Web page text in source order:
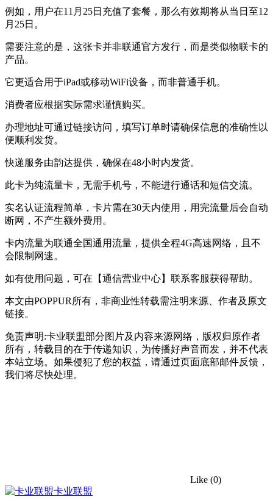
例如，用户在11月25日充值了套餐，那么有效期将从当日至12
月25日。
需要注意的是，这张卡并非联通官方发行，而是类似物联卡的
产品。
它更适合用于iPad或移动WiFi设备，而非普通手机。
消费者应根据实际需求谨慎购买。
办理地址可通过链接访问，填写订单时请确保信息的准确性以
便顺利发货。
快递服务由韵达提供，确保在48小时内发货。
此卡为纯流量卡，无需手机号，不能进行通话和短信交流。
实名认证流程简单，卡片需在30天内使用，用完流量后会自动
断网，不产生额外费用。
卡内流量为联通全国通用流量，提供全程4G高速网络，且不
会限制网速。
如有使用问题，可在【通信营业中心】联系客服获得帮助。
本文由POPPUR所有，非商业性转载需注明来源、作者及原文
链接。
免责声明:卡业联盟部分图片及内容来源网络，版权归原作者
所有，转载目的在于传递知识，为传播好声音而发，并不代表
本站立场。如果侵犯了您的权益，请通过页面底部邮件反馈，
我们将尽快处理。
Like (0)
卡业联盟